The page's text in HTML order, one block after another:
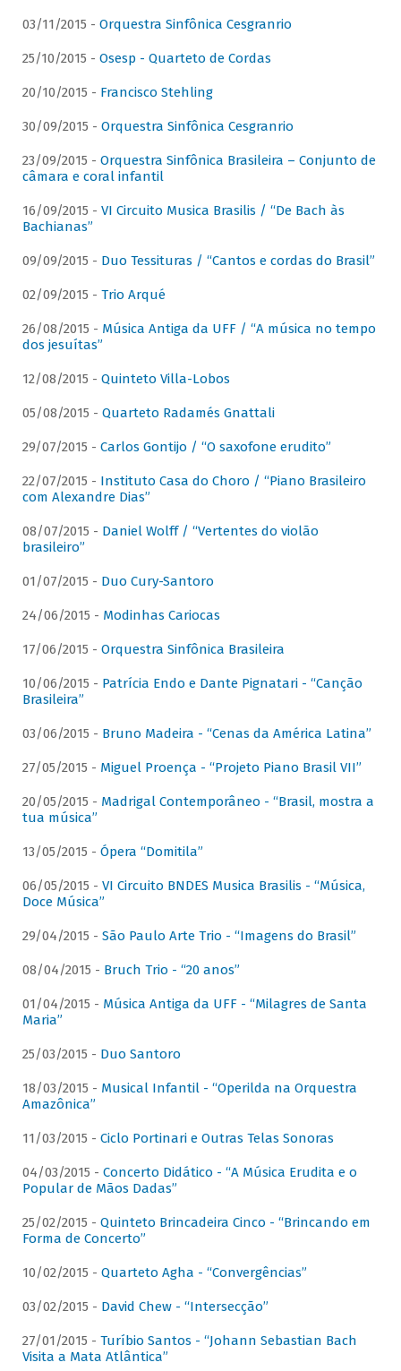
03/11/2015 - Orquestra Sinfônica Cesgranrio
25/10/2015 - Osesp - Quarteto de Cordas
20/10/2015 - Francisco Stehling
30/09/2015 - Orquestra Sinfônica Cesgranrio
23/09/2015 - Orquestra Sinfônica Brasileira – Conjunto de
câmara e coral infantil
16/09/2015 - VI Circuito Musica Brasilis / “De Bach às
Bachianas”
09/09/2015 - Duo Tessituras / “Cantos e cordas do Brasil”
02/09/2015 - Trio Arqué
26/08/2015 - Música Antiga da UFF / “A música no tempo
dos jesuítas”
12/08/2015 - Quinteto Villa-Lobos
05/08/2015 - Quarteto Radamés Gnattali
29/07/2015 - Carlos Gontijo / “O saxofone erudito”
22/07/2015 - Instituto Casa do Choro / “Piano Brasileiro
com Alexandre Dias”
08/07/2015 - Daniel Wolff / “Vertentes do violão
brasileiro”
01/07/2015 - Duo Cury-Santoro
24/06/2015 - Modinhas Cariocas
17/06/2015 - Orquestra Sinfônica Brasileira
10/06/2015 - Patrícia Endo e Dante Pignatari - “Canção
Brasileira”
03/06/2015 - Bruno Madeira - “Cenas da América Latina”
27/05/2015 - Miguel Proença - “Projeto Piano Brasil VII”
20/05/2015 - Madrigal Contemporâneo - “Brasil, mostra a
tua música”
13/05/2015 - Ópera “Domitila”
06/05/2015 - VI Circuito BNDES Musica Brasilis - “Música,
Doce Música”
29/04/2015 - São Paulo Arte Trio - “Imagens do Brasil”
08/04/2015 - Bruch Trio - “20 anos”
01/04/2015 - Música Antiga da UFF - “Milagres de Santa
Maria”
25/03/2015 - Duo Santoro
18/03/2015 - Musical Infantil - “Operilda na Orquestra
Amazônica”
11/03/2015 - Ciclo Portinari e Outras Telas Sonoras
04/03/2015 - Concerto Didático - “A Música Erudita e o
Popular de Mãos Dadas”
25/02/2015 - Quinteto Brincadeira Cinco - “Brincando em
Forma de Concerto”
10/02/2015 - Quarteto Agha - “Convergências”
03/02/2015 - David Chew - “Intersecção”
27/01/2015 - Turíbio Santos - “Johann Sebastian Bach
Visita a Mata Atlântica”